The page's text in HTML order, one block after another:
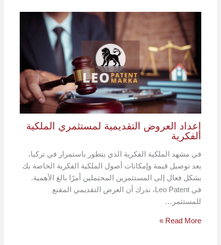
إعداد العروض التقديمية لمستثمري الملكية
الفكرية
في مشهد الملكية الفكرية الذي يتطور باستمرار في تركيا،
يعد توصيل قيمة وإمكانات أصول الملكية الفكرية الخاصة بك
بشكل فعال إلى المستثمرين المحتملين أمرًا بالغ الأهمية.
في Leo Patent، ندرك أن العرض التقديمي المقنع
للمستثمر…
Read More »